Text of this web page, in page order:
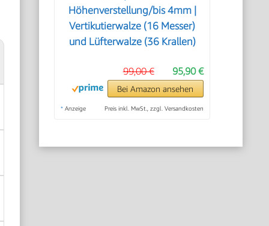
Höhenverstellung/bis 4mm |
Vertikutierwalze (16 Messer)
und Lüfterwalze (36 Krallen)
95,90 €
99,00 €
Bei Amazon ansehen
* Anzeige Preis inkl. MwSt., zzgl. Versandkosten